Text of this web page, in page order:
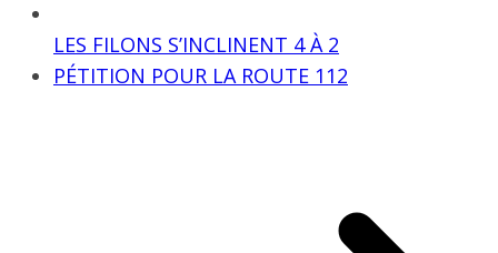
LES FILONS S’INCLINENT 4 À 2
PÉTITION POUR LA ROUTE 112